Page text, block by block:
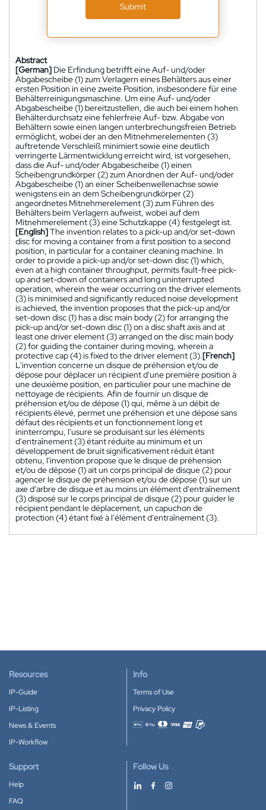
Submit
Abstract
[German] Die Erfindung betrifft eine Auf- und/oder
Abgabescheibe (1) zum Verlagern eines Behälters aus einer
ersten Position in eine zweite Position, insbesondere für eine
Behälterreinigungsmaschine. Um eine Auf- und/oder
Abgabescheibe (1) bereitzustellen, die auch bei einem hohen
Behälterdurchsatz eine fehlerfreie Auf- bzw. Abgabe von
Behältern sowie einen langen unterbrechungsfreien Betrieb
ermöglicht, wobei der an den Mitnehmerelementen (3)
auftretende Verschleiß minimiert sowie eine deutlich
verringerte Lärmentwicklung erreicht wird, ist vorgesehen,
dass die Auf- und/oder Abgabescheibe (1) einen
Scheibengrundkörper (2) zum Anordnen der Auf- und/oder
Abgabescheibe (1) an einer Scheibenwellenachse sowie
wenigstens ein an dem Scheibengrundkörper (2)
angeordnetes Mitnehmerelement (3) zum Führen des
Behälters beim Verlagern aufweist, wobei auf dem
Mitnehmerelement (3) eine Schutzkappe (4) festgelegt ist.
[English]The invention relates to a pick-up and/or set-down
disc for moving a container from a first position to a second
position, in particular for a container cleaning machine. In
order to provide a pick-up and/or set-down disc (1) which,
even at a high container throughput, permits fault-free pick-
up and set-down of containers and long uninterrupted
operation, wherein the wear occurring on the driver elements
(3) is minimised and significantly reduced noise development
is achieved, the invention proposes that the pick-up and/or
set-down disc (1) has a disc main body (2) for arranging the
pick-up and/or set-down disc (1) on a disc shaft axis and at
least one driver element (3) arranged on the disc main body
(2) for guiding the container during moving, wherein a
protective cap (4) is fixed to the driver element (3).[French]
L'invention concerne un disque de préhension et/ou de
dépose pour déplacer un récipient d'une première position à
une deuxième position, en particulier pour une machine de
nettoyage de récipients. Afin de fournir un disque de
préhension et/ou de dépose (1) qui, même à un débit de
récipients élevé, permet une préhension et une dépose sans
défaut des récipients et un fonctionnement long et
ininterrompu, l'usure se produisant sur les éléments
d'entraînement (3) étant réduite au minimum et un
développement de bruit significativement réduit étant
obtenu, l'invention propose que le disque de préhension
et/ou de dépose (1) ait un corps principal de disque (2) pour
agencer le disque de préhension et/ou de dépose (1) sur un
axe d'arbre de disque et au moins un élément d'entraînement
(3) disposé sur le corps principal de disque (2) pour guider le
récipient pendant le déplacement, un capuchon de
protection (4) étant fixé à l'élément d'entraînement (3).
Resources
IP-Guide
IP-Listing
News & Events
IP-Workflow
Info
Terms of Use
Privacy Policy
Accepted payment methods
Support
Help
FAQ
Follow Us